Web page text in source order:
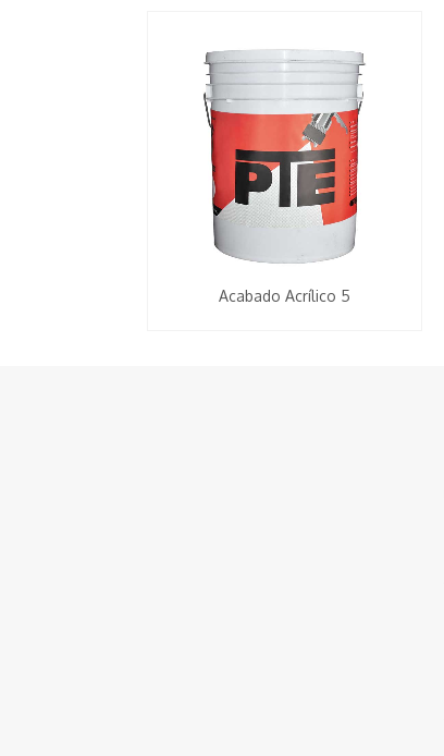
Acabado Acrílico 5